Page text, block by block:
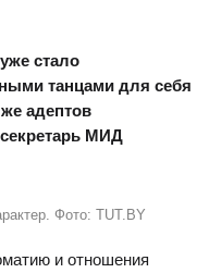
стало
танцами для себя
адептов
МИД
Фото: TUT.BY
и отношения